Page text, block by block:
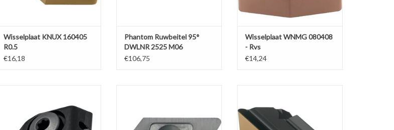
Wisselplaat KNUX 160405
R0.5
€16,18
Phantom Ruwbeitel 95°
DWLNR 2525 M06
€106,75
Wisselplaat WNMG 080408
- Rvs
€14,24
TOEVOEGEN AAN WINKELWAGEN TOEVOEGEN AAN WINKELWAGEN